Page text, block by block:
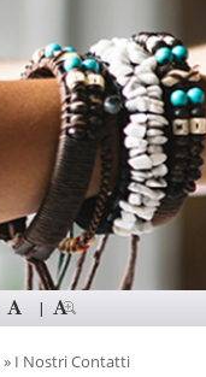
|
» I Nostri Contatti